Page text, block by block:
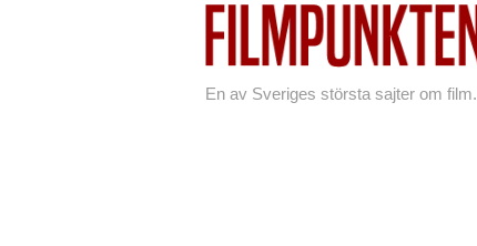
En av Sveriges största sajter om film.